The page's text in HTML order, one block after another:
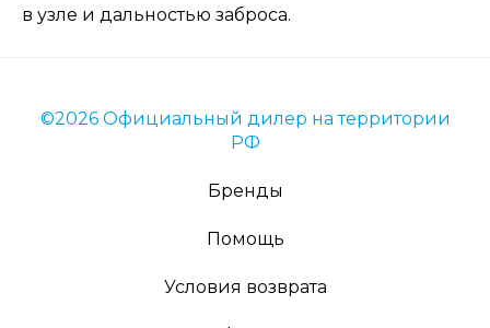
в узле и дальностью заброса.
©2026 Официальный дилер на территории
РФ
Бренды
Помощь
Условия возврата